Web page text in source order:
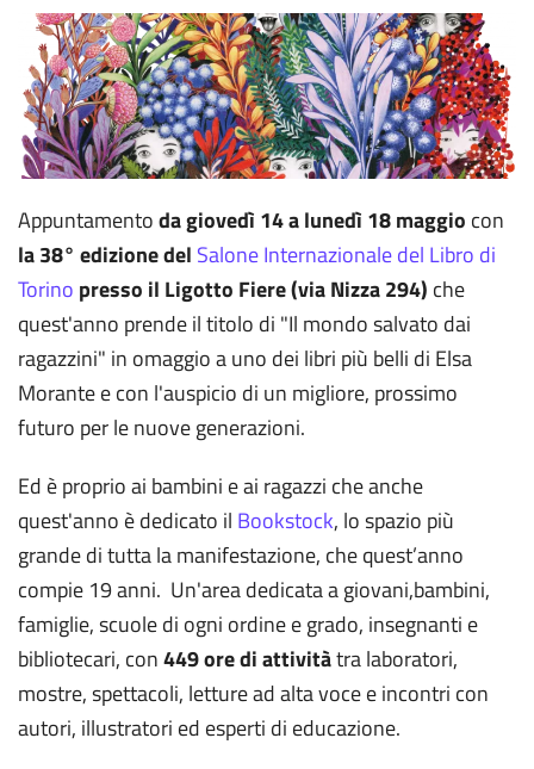
Appuntamentoda giovedì 14 a lunedì 18 maggio con
la 38° edizione del Salone Internazionale del Libro di
Torino presso il Ligotto Fiere (via Nizza 294) che
quest'anno prende il titolo di "Il mondo salvato dai
ragazzini" in omaggio a uno dei libri più belli di Elsa
Morante e con l'auspicio di un migliore, prossimo
futuro per le nuove generazioni.
Ed è proprio ai bambini e ai ragazzi che anche
quest'anno è dedicato il Bookstock, lo spazio più
grande di tutta la manifestazione, che quest’anno
compie 19 anni. Un'area dedicata a giovani,bambini,
famiglie, scuole di ogni ordine e grado, insegnanti e
bibliotecari, con449 ore di attivitàtra laboratori,
mostre, spettacoli, letture ad alta voce e incontri con
autori, illustratori ed esperti di educazione.